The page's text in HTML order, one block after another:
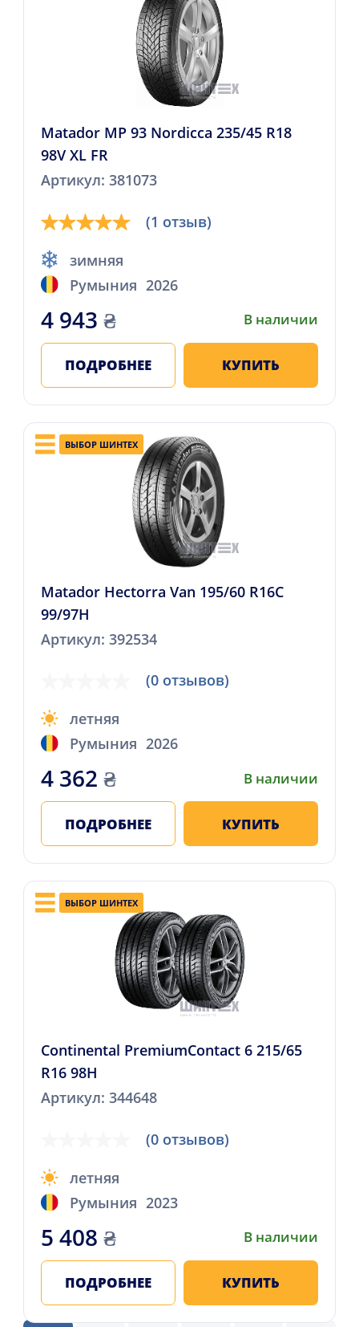
Matador MP 93 Nordicca 235/45 R18
98V XL FR
Артикул: 381073
(1 отзыв)
зимняя
Румыния 2026
4 943 ₴ В наличии
ПОДРОБНЕЕ КУПИТЬ
ВЫБОР ШИНТЕХ
Matador Hectorra Van 195/60 R16C
99/97H
Артикул: 392534
(0 отзывов)
летняя
Румыния 2026
4 362 ₴ В наличии
ПОДРОБНЕЕ КУПИТЬ
ВЫБОР ШИНТЕХ
Continental PremiumContact 6 215/65
R16 98H
Артикул: 344648
(0 отзывов)
летняя
Румыния 2023
5 408 ₴ В наличии
ПОДРОБНЕЕ КУПИТЬ